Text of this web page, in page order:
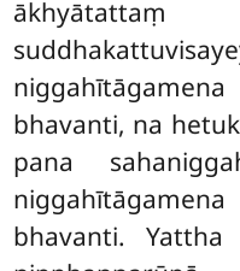
bhavanti, na
pana
bhavanti. Yattha